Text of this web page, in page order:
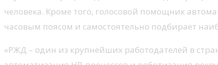
человека. Кроме того, голосовой помощник
часовым поясом и самостоятельно подбирает
«РЖД – один из крупнейших работодателей в